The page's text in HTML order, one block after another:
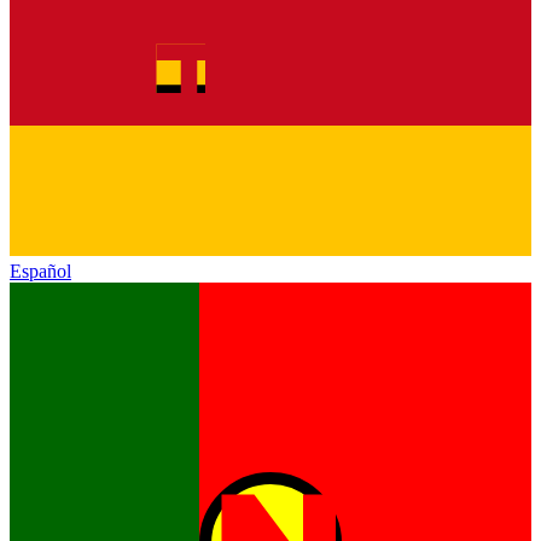
Español